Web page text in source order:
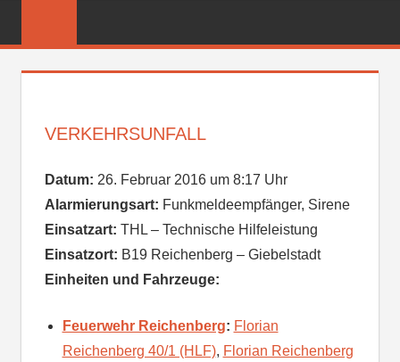
FEUERWEHR
VERKEHRSUNFALL
Datum: 26. Februar 2016 um 8:17 Uhr
Alarmierungsart: Funkmeldeempfänger, Sirene
Einsatzart: THL – Technische Hilfeleistung
Einsatzort: B19 Reichenberg – Giebelstadt
Einheiten und Fahrzeuge:
Feuerwehr Reichenberg: Florian
Reichenberg 40/1 (HLF), Florian Reichenberg